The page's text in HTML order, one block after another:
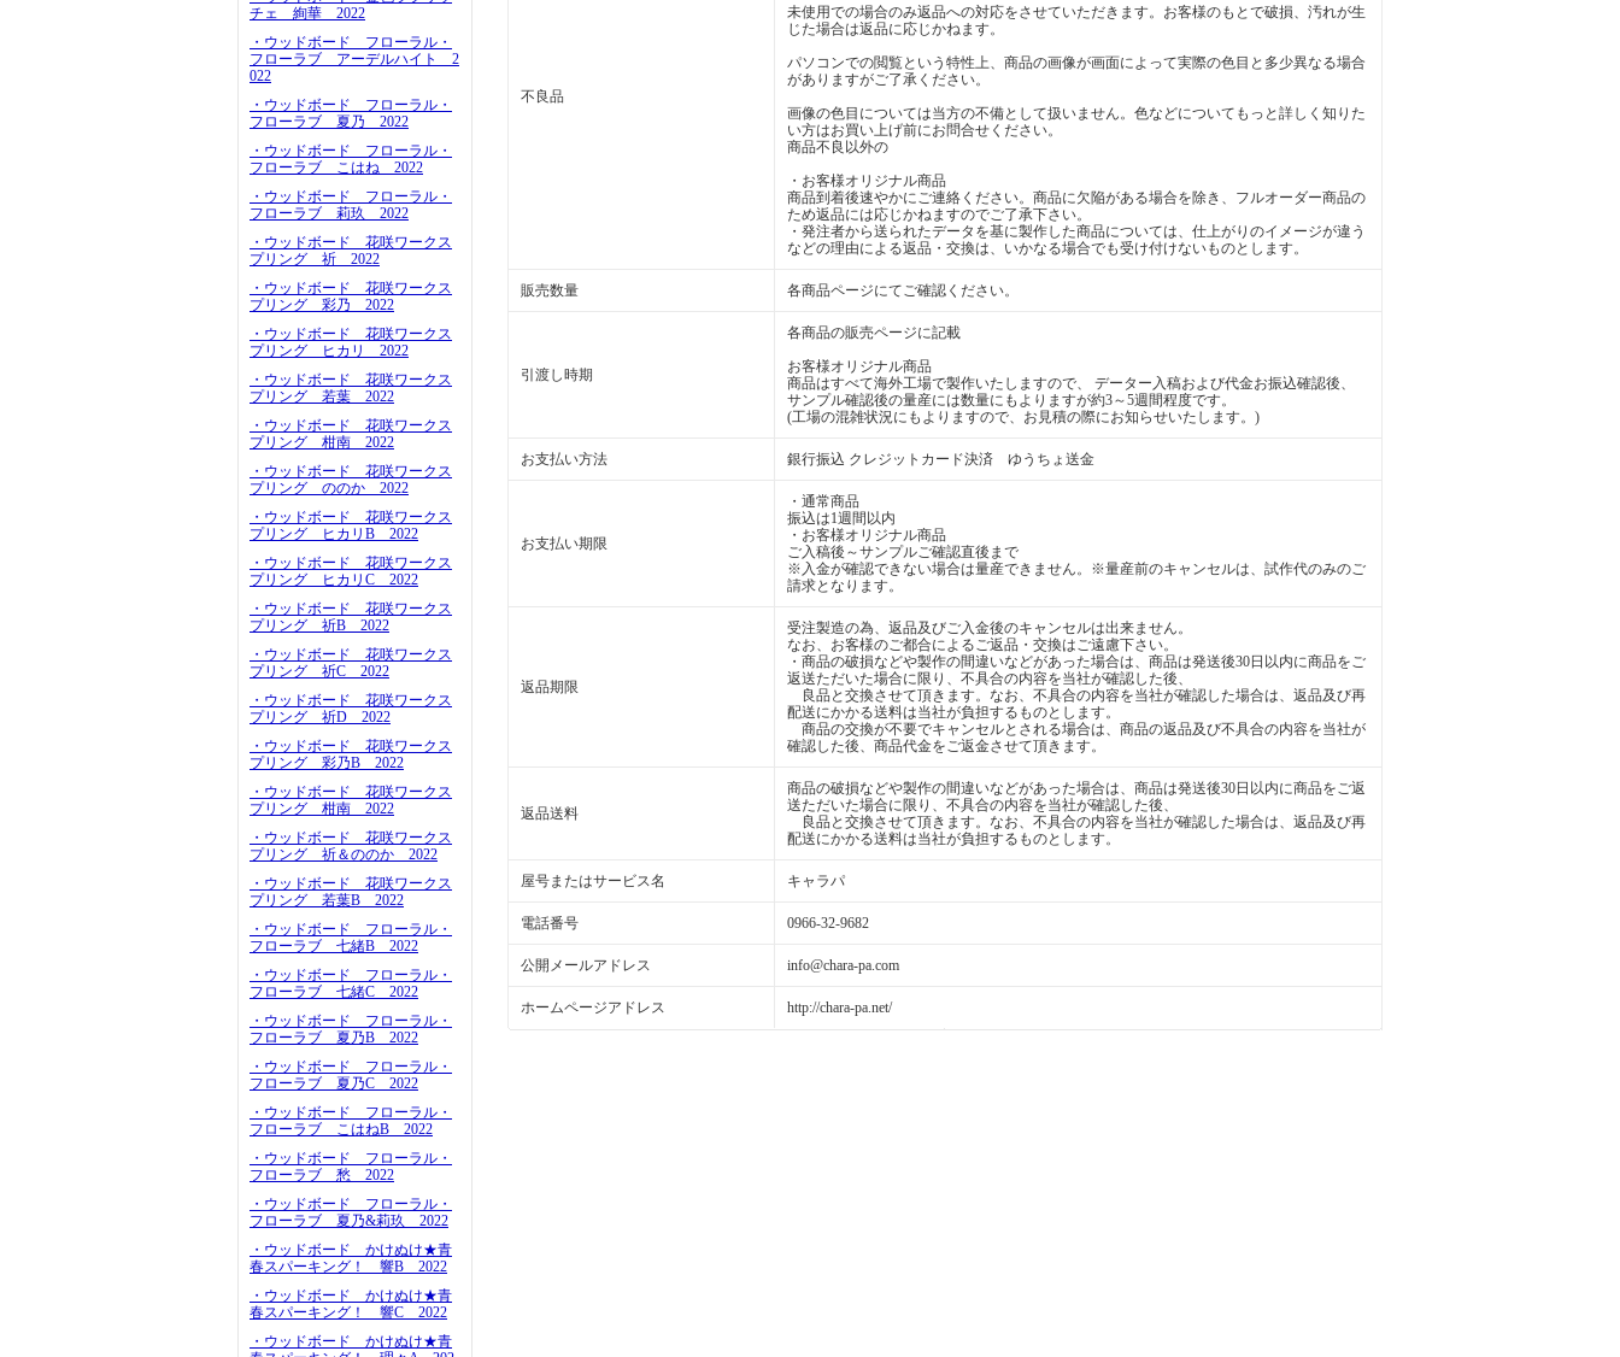
チェ 絢華 2022
・ウッドボード フローラル・
フローラブ アーデルハイト 2
022
・ウッドボード フローラル・
フローラブ 夏乃 2022
・ウッドボード フローラル・
フローラブ こはね 2022
・ウッドボード フローラル・
フローラブ 莉玖 2022
・ウッドボード 花咲ワークス
プリング 祈 2022
・ウッドボード 花咲ワークス
プリング 彩乃 2022
・ウッドボード 花咲ワークス
プリング ヒカリ 2022
・ウッドボード 花咲ワークス
プリング 若葉 2022
・ウッドボード 花咲ワークス
プリング 柑南 2022
・ウッドボード 花咲ワークス
プリング ののか 2022
・ウッドボード 花咲ワークス
プリング ヒカリB 2022
・ウッドボード 花咲ワークス
プリング ヒカリC 2022
・ウッドボード 花咲ワークス
プリング 祈B 2022
・ウッドボード 花咲ワークス
プリング 祈C 2022
・ウッドボード 花咲ワークス
プリング 祈D 2022
・ウッドボード 花咲ワークス
プリング 彩乃B 2022
・ウッドボード 花咲ワークス
プリング 柑南 2022
・ウッドボード 花咲ワークス
プリング 祈＆ののか 2022
・ウッドボード 花咲ワークス
プリング 若葉B 2022
・ウッドボード フローラル・
フローラブ 七緒B 2022
・ウッドボード フローラル・
フローラブ 七緒C 2022
・ウッドボード フローラル・
フローラブ 夏乃B 2022
・ウッドボード フローラル・
フローラブ 夏乃C 2022
・ウッドボード フローラル・
フローラブ こはねB 2022
・ウッドボード フローラル・
フローラブ 愁 2022
・ウッドボード フローラル・
フローラブ 夏乃&莉玖 2022
・ウッドボード かけぬけ★青
春スパーキング！ 響B 2022
・ウッドボード かけぬけ★青
春スパーキング！ 響C 2022
・ウッドボード かけぬけ★青
不良品
未使用での場合のみ返品への対応をさせていただきます。お客様のもとで破損、汚れが生
じた場合は返品に応じかねます。
パソコンでの閲覧という特性上、商品の画像が画面によって実際の色目と多少異なる場合
がありますがご了承ください。
画像の色目については当方の不備として扱いません。色などについてもっと詳しく知りた
い方はお買い上げ前にお問合せください。
商品不良以外の
・お客様オリジナル商品
商品到着後速やかにご連絡ください。商品に欠陥がある場合を除き、フルオーダー商品の
ため返品には応じかねますのでご了承下さい。
・発注者から送られたデータを基に製作した商品については、仕上がりのイメージが違う
などの理由による返品・交換は、いかなる場合でも受け付けないものとします。
販売数量 各商品ページにてご確認ください。
引渡し時期
各商品の販売ページに記載
お客様オリジナル商品
商品はすべて海外工場で製作いたしますので、 データー入稿および代金お振込確認後、
サンプル確認後の量産には数量にもよりますが約3～5週間程度です。
(工場の混雑状況にもよりますので、お見積の際にお知らせいたします。)
お支払い方法 銀行振込 クレジットカード決済 ゆうちょ送金
お支払い期限
・通常商品
振込は1週間以内
・お客様オリジナル商品
ご入稿後～サンプルご確認直後まで
※入金が確認できない場合は量産できません。※量産前のキャンセルは、試作代のみのご
請求となります。
返品期限
受注製造の為、返品及びご入金後のキャンセルは出来ません。
なお、お客様のご都合によるご返品・交換はご遠慮下さい。
・商品の破損などや製作の間違いなどがあった場合は、商品は発送後30日以内に商品をご
返送ただいた場合に限り、不具合の内容を当社が確認した後、
良品と交換させて頂きます。なお、不具合の内容を当社が確認した場合は、返品及び再
配送にかかる送料は当社が負担するものとします。
商品の交換が不要でキャンセルとされる場合は、商品の返品及び不具合の内容を当社が
確認した後、商品代金をご返金させて頂きます。
返品送料
商品の破損などや製作の間違いなどがあった場合は、商品は発送後30日以内に商品をご返
送ただいた場合に限り、不具合の内容を当社が確認した後、
良品と交換させて頂きます。なお、不具合の内容を当社が確認した場合は、返品及び再
配送にかかる送料は当社が負担するものとします。
屋号またはサービス名 キャラパ
電話番号 0966-32-9682
公開メールアドレス info@chara-pa.com
ホームページアドレス http://chara-pa.net/